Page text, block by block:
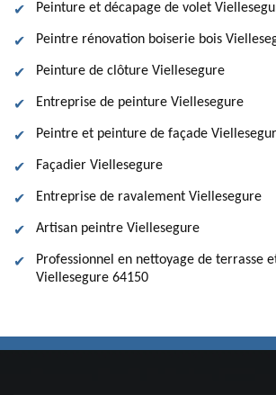
Peinture et décapage de volet
Peintre rénovation boiserie bois
Peinture de clôture Viellesegure
Entreprise de peinture Viellesegure
Peintre et peinture de façade
Façadier Viellesegure
Entreprise de ravalement Viellesegure
Artisan peintre Viellesegure
Professionnel en nettoyage de terrasse
Viellesegure 64150